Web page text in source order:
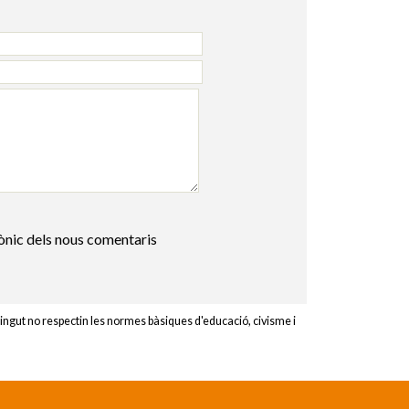
dels nous comentaris
no respectin les normes bàsiques d'educació, civisme i